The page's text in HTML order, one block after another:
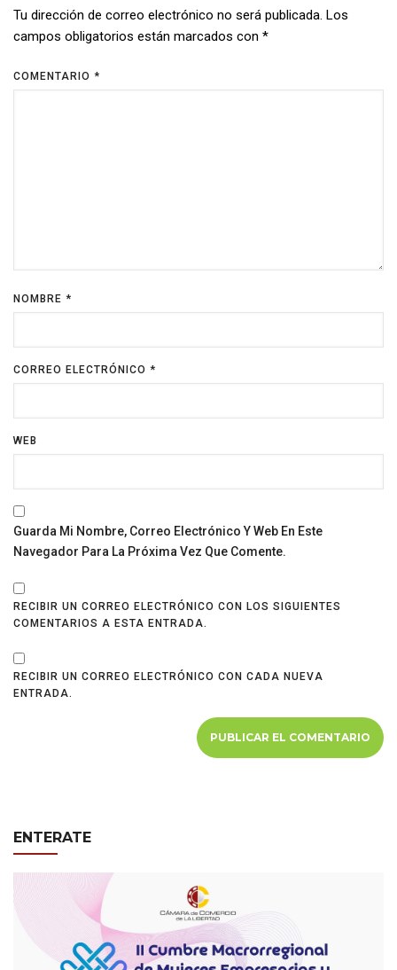
Tu dirección de correo electrónico no será publicada. Los
campos obligatorios están marcados con *
COMENTARIO *
NOMBRE *
CORREO ELECTRÓNICO *
WEB
Guarda Mi Nombre, Correo Electrónico Y Web En Este
Navegador Para La Próxima Vez Que Comente.
RECIBIR UN CORREO ELECTRÓNICO CON LOS SIGUIENTES
COMENTARIOS A ESTA ENTRADA.
RECIBIR UN CORREO ELECTRÓNICO CON CADA NUEVA
ENTRADA.
ENTERATE